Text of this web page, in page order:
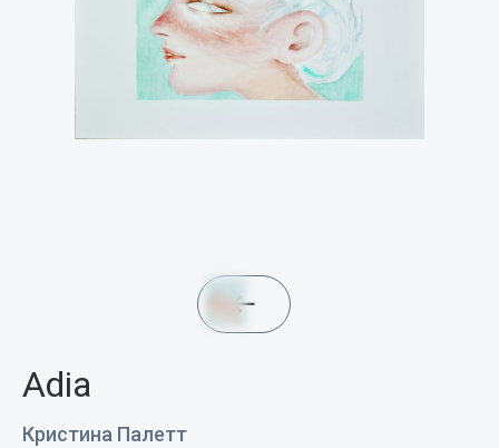
Adia
Кристина Палетт